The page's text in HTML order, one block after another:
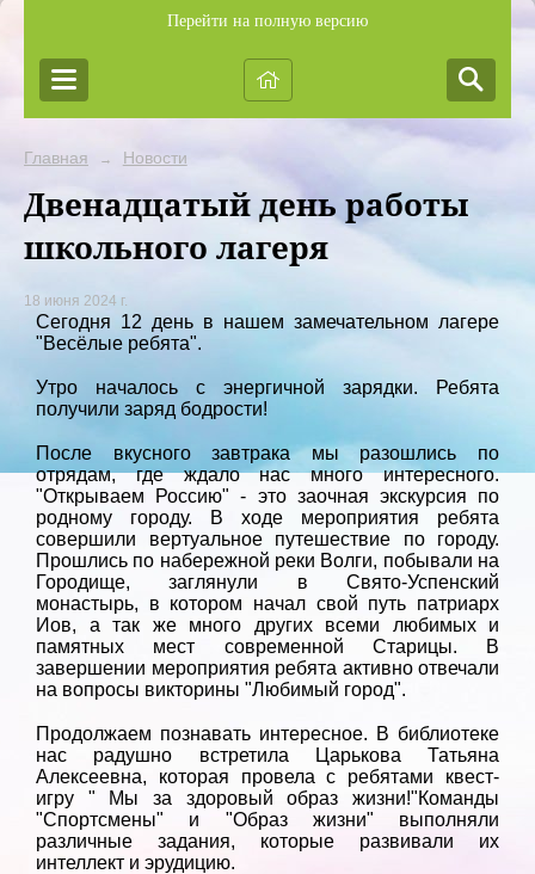
Перейти на полную версию
Главная → Новости
Двенадцатый день работы
школьного лагеря
18 июня 2024 г.
Сегодня 12 день в нашем замечательном лагере
"Весёлые ребята".
Утро началось с энергичной зарядки. Ребята
получили заряд бодрости!
После вкусного завтрака мы разошлись по
отрядам, где ждало нас много интересного.
"Открываем Россию" - это заочная экскурсия по
родному городу. В ходе мероприятия ребята
совершили вертуальное путешествие по городу.
Прошлись по набережной реки Волги, побывали на
Городище, заглянули в Свято-Успенский
монастырь, в котором начал свой путь патриарх
Иов, а так же много других всеми любимых и
памятных мест современной Старицы. В
завершении мероприятия ребята активно отвечали
на вопросы викторины "Любимый город".
Продолжаем познавать интересное. В библиотеке
нас радушно встретила Царькова Татьяна
Алексеевна, которая провела с ребятами квест-
игру " Мы за здоровый образ жизни!"Команды
"Спортсмены" и "Образ жизни" выполняли
различные задания, которые развивали их
интеллект и эрудицию.